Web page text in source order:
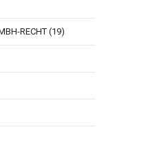
RECHT (19)